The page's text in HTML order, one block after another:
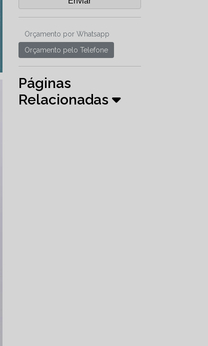
Orçamento por Whatsapp
Orçamento pelo Telefone
Páginas
Relacionadas